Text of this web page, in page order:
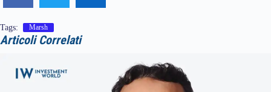
Tags: Marsh
Articoli Correlati